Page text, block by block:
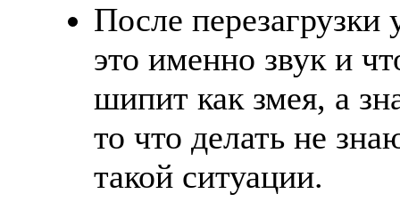
После перезагрузки
это именно звук и
шипит как змея, а
то что делать не
такой ситуации.